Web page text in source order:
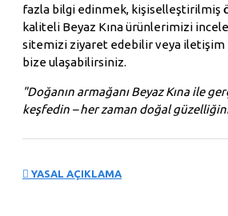
fazla bilgi edinmek, kişiselleştirilmiş
kaliteli Beyaz Kına ürünlerimizi
sitemizi ziyaret edebilir veya iletişim
bize ulaşabilirsiniz.
"Doğanın armağanı Beyaz Kına ile
keşfedin – her zaman doğal
YASAL AÇIKLAMA